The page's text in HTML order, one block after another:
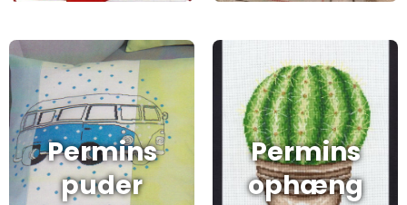
Permins
puder
Permins
ophæng